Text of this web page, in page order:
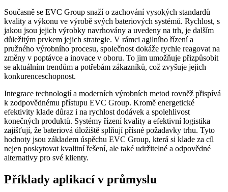
Současně se EVC Group snaží o zachování vysokých standardů
kvality a výkonu ve výrobě svých bateriových systémů. Rychlost, s
jakou jsou jejich výrobky navrhovány a uvedeny na trh, je dalším
důležitým prvkem jejich strategie. V rámci agilního řízení a
pružného výrobního procesu, společnost dokáže rychle reagovat na
změny v poptávce a inovace v oboru. To jim umožňuje přizpůsobit
se aktuálním trendům a potřebám zákazníků, což zvyšuje jejich
konkurenceschopnost.
Integrace technologií a moderních výrobních metod rovněž přispívá
k zodpovědnému přístupu EVC Group. Kromě energetické
efektivity klade důraz i na rychlost dodávek a spolehlivost
konečných produktů. Systémy řízení kvality a efektivní logistika
zajišťují, že bateriová úložiště splňují přísné požadavky trhu. Tyto
hodnoty jsou základem úspěchu EVC Group, která si klade za cíl
nejen poskytovat kvalitní řešení, ale také udržitelné a odpovědné
alternativy pro své klienty.
Příklady aplikací v průmyslu